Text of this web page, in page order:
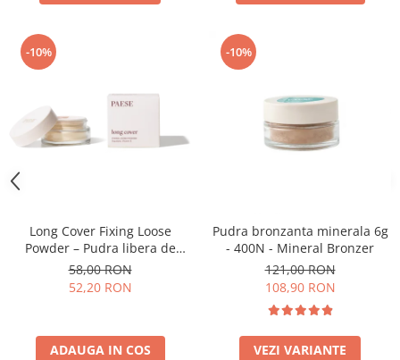
-10%
Long Cover Fixing Loose
Powder – Pudra libera de
fixare
58,00 RON
52,20 RON
ADAUGA IN COS
-10%
Pudra bronzanta minerala 6g
- 400N - Mineral Bronzer
121,00 RON
108,90 RON
VEZI VARIANTE